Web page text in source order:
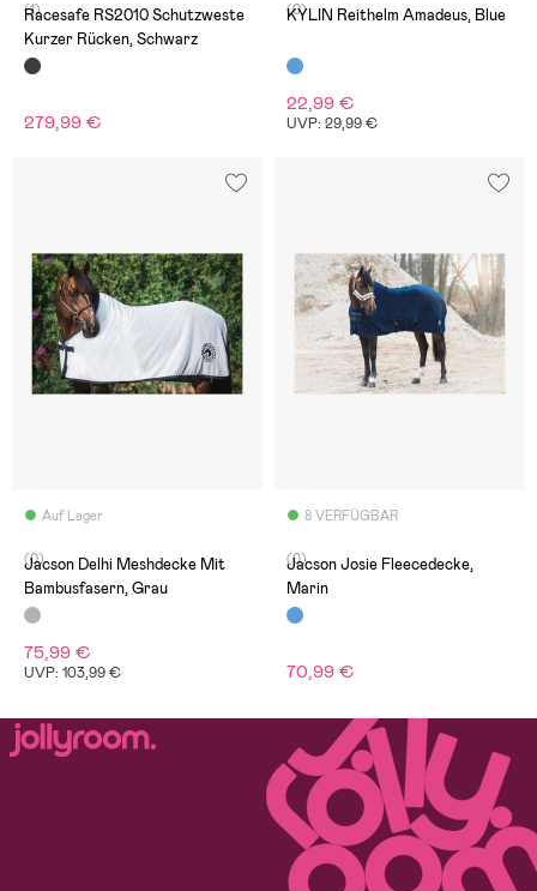
(1)
Racesafe RS2010 Schutzweste
Kurzer Rücken, Schwarz
279,99 €
(0)
KYLIN Reithelm Amadeus, Blue
22,99 €
UVP: 29,99 €
Auf Lager
(0)
Jacson Delhi Meshdecke Mit
Bambusfasern, Grau
75,99 €
UVP: 103,99 €
8 VERFÜGBAR
(0)
Jacson Josie Fleecedecke,
Marin
70,99 €